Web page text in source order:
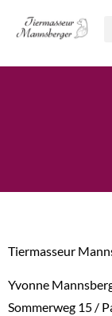
Tiermasseur
Yvonne
Sommerweg 15 /